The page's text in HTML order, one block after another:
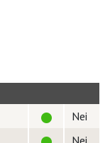
Nei
Nei